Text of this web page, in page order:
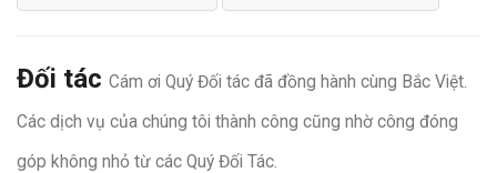
Đối tác Cám ơi Quý Đối tác đã đồng hành cùng Bắc Việt.
Các dịch vụ của chúng tôi thành công cũng nhờ công đóng
góp không nhỏ từ các Quý Đối Tác.